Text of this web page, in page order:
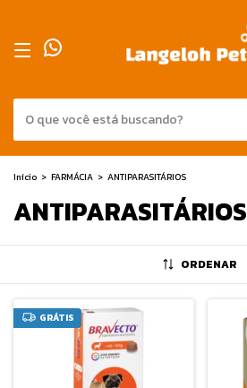
Início > FARMÁCIA > ANTIPARASITÁRIOS
ANTIPARASITÁRIOS
ORDENAR
GRÁTIS